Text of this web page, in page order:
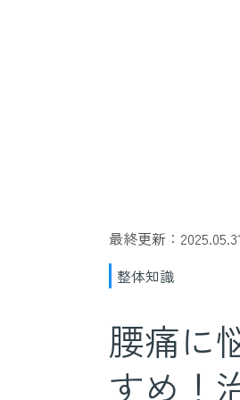
最終更新：2025.05.31
整体知識
腰痛に
すめ！